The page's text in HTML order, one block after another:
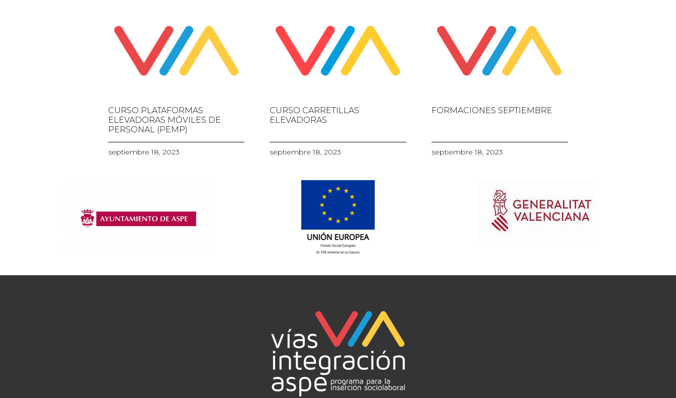
CURSO PLATAFORMAS
ELEVADORAS MÓVILES DE
PERSONAL (PEMP)
septiembre 18, 2023
CURSO CARRETILLAS
ELEVADORAS
septiembre 18, 2023
FORMACIONES SEPTIEMBRE
septiembre 18, 2023